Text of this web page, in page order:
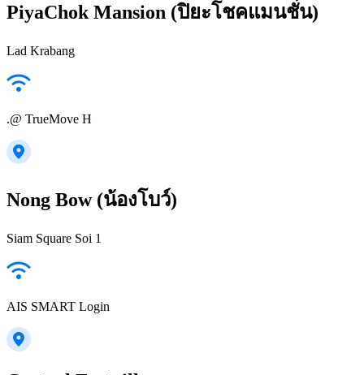
PiyaChok Mansion (ปิยะโชคแมนชั่น)
Lad Krabang
.@ TrueMove H
Nong Bow (น้องโบว์)
Siam Square Soi 1
AIS SMART Login